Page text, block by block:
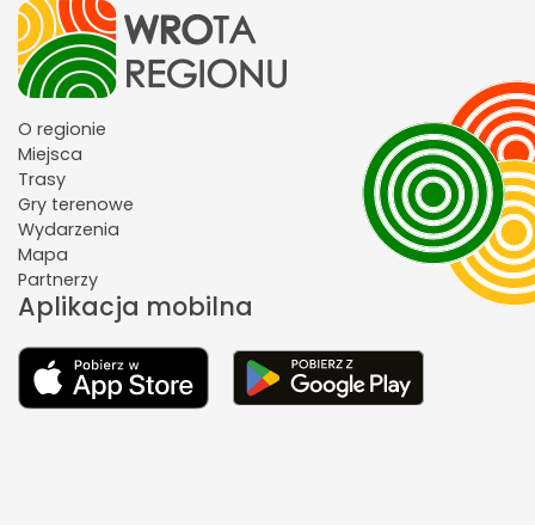
O regionie
Miejsca
Trasy
Gry terenowe
Wydarzenia
Mapa
Partnerzy
Aplikacja mobilna